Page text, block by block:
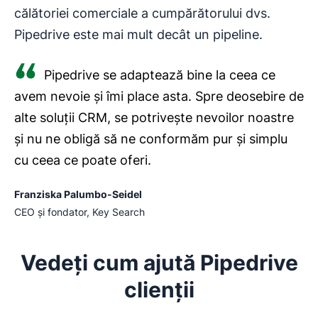
călătoriei comerciale a cumpărătorului dvs.
Pipedrive este mai mult decât un pipeline.
Pipedrive se adaptează bine la ceea ce
avem nevoie și îmi place asta. Spre deosebire de
alte soluții CRM, se potrivește nevoilor noastre
și nu ne obligă să ne conformăm pur și simplu
cu ceea ce poate oferi.
Franziska Palumbo-Seidel
CEO și fondator, Key Search
Vedeți cum ajută Pipedrive
clienții